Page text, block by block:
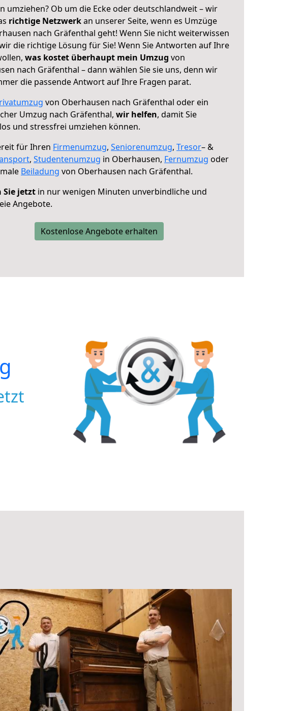
umziehen? Ob um die Ecke oder deutschlandweit – wir
richtige Netzwerkan unserer Seite, wenn es Umzüge
nach Gräfenthal geht! Wenn Sie nicht weiterwissen
die richtige Lösung für Sie! Wenn Sie Antworten auf Ihre
was kostet überhaupt mein Umzug von
nach Gräfenthal – dann wählen Sie sie uns, denn wir
die passende Antwort auf Ihre Fragen parat.
von Oberhausen nach Gräfenthal oder ein
Umzug nach Gräfenthal, wir helfen, damit Sie
und stressfrei umziehen können.
für Ihren Firmenumzug, Seniorenumzug, Tresor– &
, Studentenumzug in Oberhausen, Fernumzug oder
Beiladung von Oberhausen nach Gräfenthal.
Sie jetzt in nur wenigen Minuten unverbindliche und
Angebote.
Kostenlose Angebote erhalten